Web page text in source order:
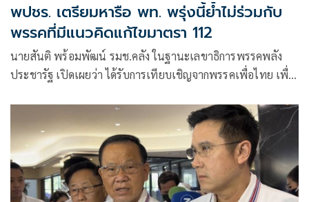
พปชร. เตรียมหารือ พท. พรุ่งนี้ย้ำไม่ร่วมกับ
พรรคที่มีแนวคิดแก้ไขมาตรา 112
นายสันติ พร้อมพัฒน์ รมช.คลัง ในฐานะเลขาธิการพรรคพลัง
ประชารัฐ เปิดเผยว่า ได้รับการเทียบเชิญจากพรรคเพื่อไทย เพื่อ